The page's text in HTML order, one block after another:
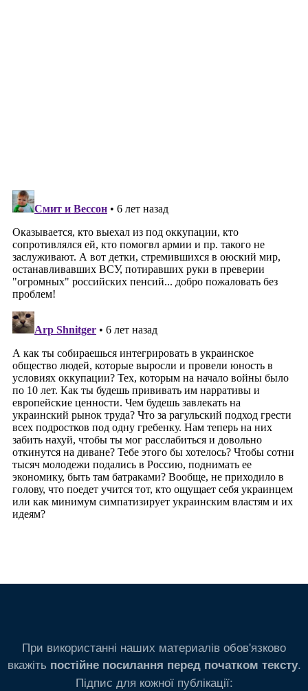
При використанні наших материалів обов'язково
вкажіть постійне посилання перед початком тексту.
Підпис для кожної публікації: